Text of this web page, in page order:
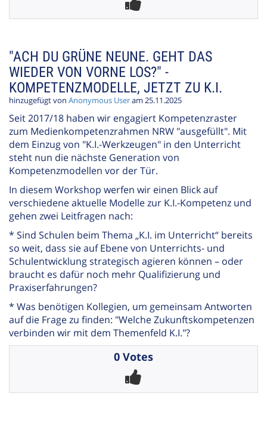
"ACH DU GRÜNE NEUNE. GEHT DAS
WIEDER VON VORNE LOS?" -
KOMPETENZMODELLE, JETZT ZU K.I.
hinzugefügt von Anonymous Useram 25.11.2025
Seit 2017/18 haben wir engagiert Kompetenzraster
zum Medienkompetenzrahmen NRW "ausgefüllt". Mit
dem Einzug von "K.I.-Werkzeugen" in den Unterricht
steht nun die nächste Generation von
Kompetenzmodellen vor der Tür.
In diesem Workshop werfen wir einen Blick auf
verschiedene aktuelle Modelle zur K.I.-Kompetenz und
gehen zwei Leitfragen nach:
* Sind Schulen beim Thema „K.I. im Unterricht“ bereits
so weit, dass sie auf Ebene von Unterrichts- und
Schulentwicklung strategisch agieren können – oder
braucht es dafür noch mehr Qualifizierung und
Praxiserfahrungen?
* Was benötigen Kollegien, um gemeinsam Antworten
auf die Frage zu finden: "Welche Zukunftskompetenzen
verbinden wir mit dem Themenfeld K.I."?
0 Votes